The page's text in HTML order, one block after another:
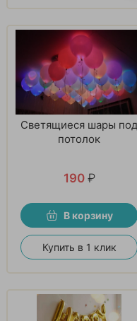
Светящиеся шары под
потолок
190 ₽
В корзину
Купить в 1 клик